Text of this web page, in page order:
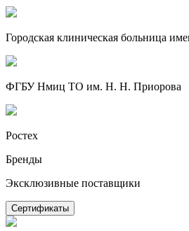
Городская клиническая больница
ФГБУ Нмиц ТО им. Н. Н. Приорова
Ростех
Бренды
Эксклюзивные поставщики
Сертификаты